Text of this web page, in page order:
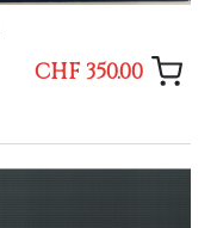
CHF 350.00